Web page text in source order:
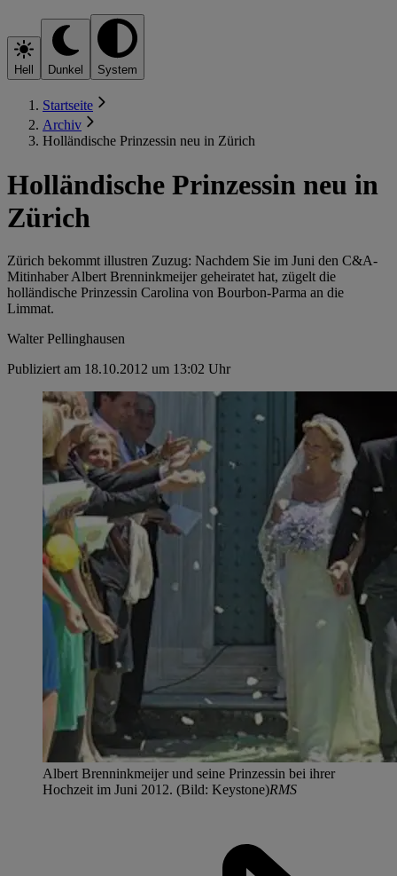
Hell Dunkel System
Startseite
Archiv
Holländische Prinzessin neu in Zürich
Holländische Prinzessin neu in
Zürich
Zürich bekommt illustren Zuzug: Nachdem Sie im Juni den C&A-
Mitinhaber Albert Brenninkmeijer geheiratet hat, zügelt die
holländische Prinzessin Carolina von Bourbon-Parma an die
Limmat.
Walter Pellinghausen
Publiziert am 18.10.2012 um 13:02 Uhr
Albert Brenninkmeijer und seine Prinzessin bei ihrer
Hochzeit im Juni 2012. (Bild: Keystone)RMS